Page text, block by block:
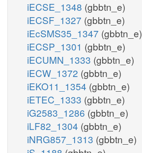
iECSE_1348 (gbbtn_e)
iECSF_1327 (gbbtn_e)
iEcSMS35_1347 (gbbtn_e)
iECSP_1301 (gbbtn_e)
iECUMN_1333 (gbbtn_e)
iECW_1372 (gbbtn_e)
iEKO11_1354 (gbbtn_e)
iETEC_1333 (gbbtn_e)
iG2583_1286 (gbbtn_e)
iLF82_1304 (gbbtn_e)
iNRG857_1313 (gbbtn_e)